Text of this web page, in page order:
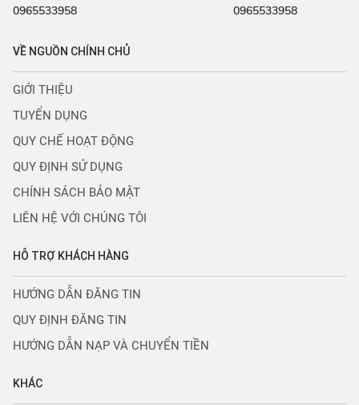
0965533958 0965533958
VỀ NGUỒN CHÍNH CHỦ
GIỚI THIỆU
TUYỂN DỤNG
QUY CHẾ HOẠT ĐỘNG
QUY ĐỊNH SỬ DỤNG
CHÍNH SÁCH BẢO MẬT
LIÊN HỆ VỚI CHÚNG TÔI
HỖ TRỢ KHÁCH HÀNG
HƯỚNG DẪN ĐĂNG TIN
QUY ĐỊNH ĐĂNG TIN
HƯỚNG DẪN NẠP VÀ CHUYỂN TIỀN
KHÁC